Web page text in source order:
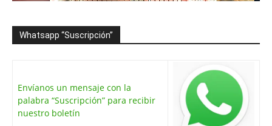
Whatsapp “Suscripción”
Envíanos un mensaje con la
palabra “Suscripción” para recibir
nuestro boletín